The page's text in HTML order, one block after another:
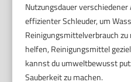
Nutzungsdauer
effizienter Schleuder, um
Reinigungsmittelverbrauch
helfen, Reinigungsmittel
kannst du umweltbewusst
Sauberkeit zu machen.